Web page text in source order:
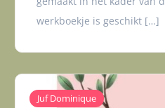
werkboekje is geschikt […]
Juf Dominique